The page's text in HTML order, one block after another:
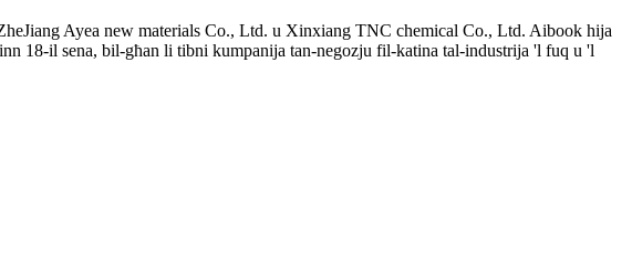
Ayea new materials Co., Ltd. u Xinxiang TNC chemical Co., Ltd. Aibook hija
18-il sena, bil-għan li tibni kumpanija tan-negozju fil-katina tal-industrija 'l fuq u 'l